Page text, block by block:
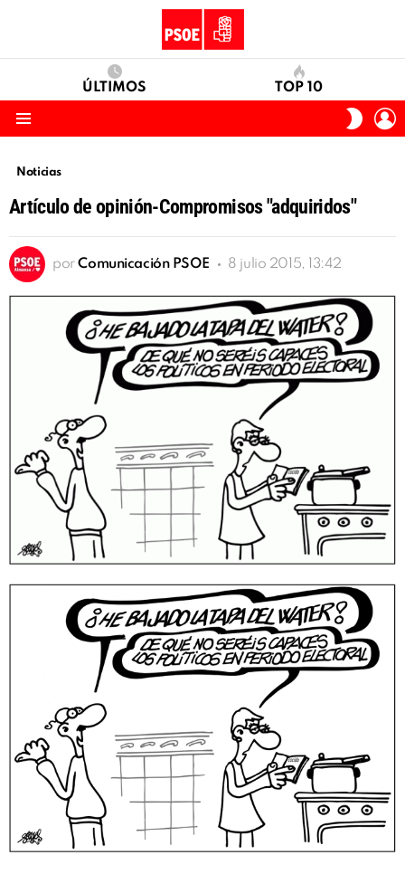
ÚLTIMOS TOP 10
SKIN
Noticias
Artículo de opinión-Compromisos "adquiridos"
por Comunicación PSOE 8 julio 2015, 13:42